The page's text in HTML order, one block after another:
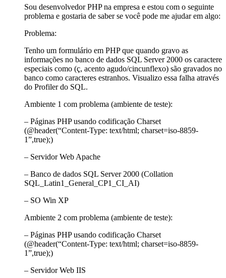
Sou desenvolvedor PHP na empresa e estou com o seguinte
problema e gostaria de saber se você pode me ajudar em algo:
Problema:
Tenho um formulário em PHP que quando gravo as
informações no banco de dados SQL Server 2000 os caractere
especiais como (ç, acento agudo/cincunflexo) são gravados no
banco como caracteres estranhos. Visualizo essa falha através
do Profiler do SQL.
Ambiente 1 com problema (ambiente de teste):
– Páginas PHP usando codificação Charset
(@header(“Content-Type: text/html; charset=iso-8859-
1”,true);)
– Servidor Web Apache
– Banco de dados SQL Server 2000 (Collation
SQL_Latin1_General_CP1_CI_AI)
– SO Win XP
Ambiente 2 com problema (ambiente de teste):
– Páginas PHP usando codificação Charset
(@header(“Content-Type: text/html; charset=iso-8859-
1”,true);)
– Servidor Web IIS